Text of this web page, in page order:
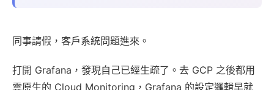
同事請假，客戶系統問題進來。
打開 Grafana，發現自己已經生疏了。去 GCP 之後都用
雲原生的 Cloud Monitoring，Grafana 的設定邏輯早就